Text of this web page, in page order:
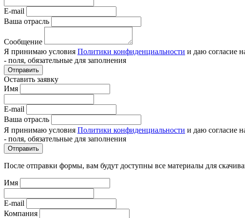
E-mail
Ваша отрасль
Сообщение
Я принимаю условия Политики конфиденциальности и даю согласие
- поля, обязательные для заполнения
Отправить
Оставить заявку
Имя
E-mail
Ваша отрасль
Я принимаю условия Политики конфиденциальности и даю согласие
- поля, обязательные для заполнения
Отправить
После отправки формы, вам будут доступны все материалы для
Имя
E-mail
Компания